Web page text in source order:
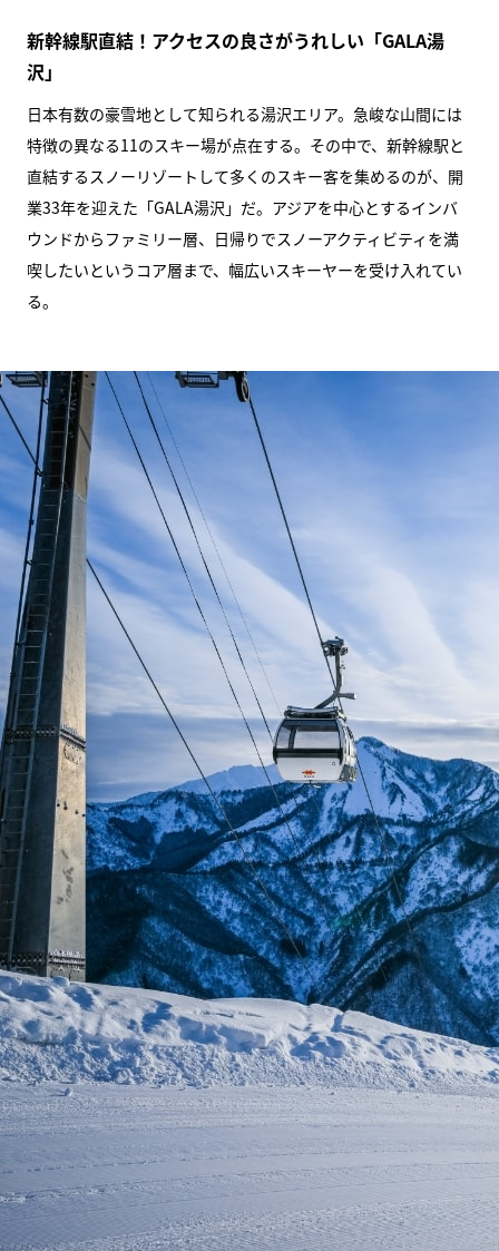
新幹線駅直結！アクセスの良さがうれしい「GALA湯
沢」
日本有数の豪雪地として知られる湯沢エリア。急峻な山間には
特徴の異なる11のスキー場が点在する。その中で、新幹線駅と
直結するスノーリゾートして多くのスキー客を集めるのが、開
業33年を迎えた「GALA湯沢」だ。アジアを中心とするインバ
ウンドからファミリー層、日帰りでスノーアクティビティを満
喫したいというコア層まで、幅広いスキーヤーを受け入れてい
る。